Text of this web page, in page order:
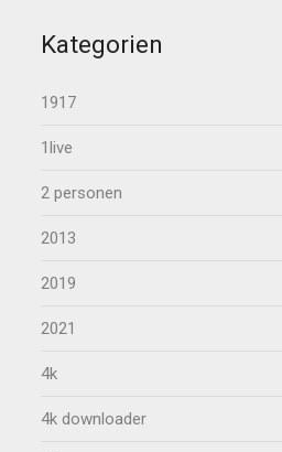
Kategorien
1917
1live
2 personen
2013
2019
2021
4k
4k downloader